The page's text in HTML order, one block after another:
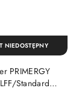
PRIMERGY
Standard
NIEDOSTĘPNY